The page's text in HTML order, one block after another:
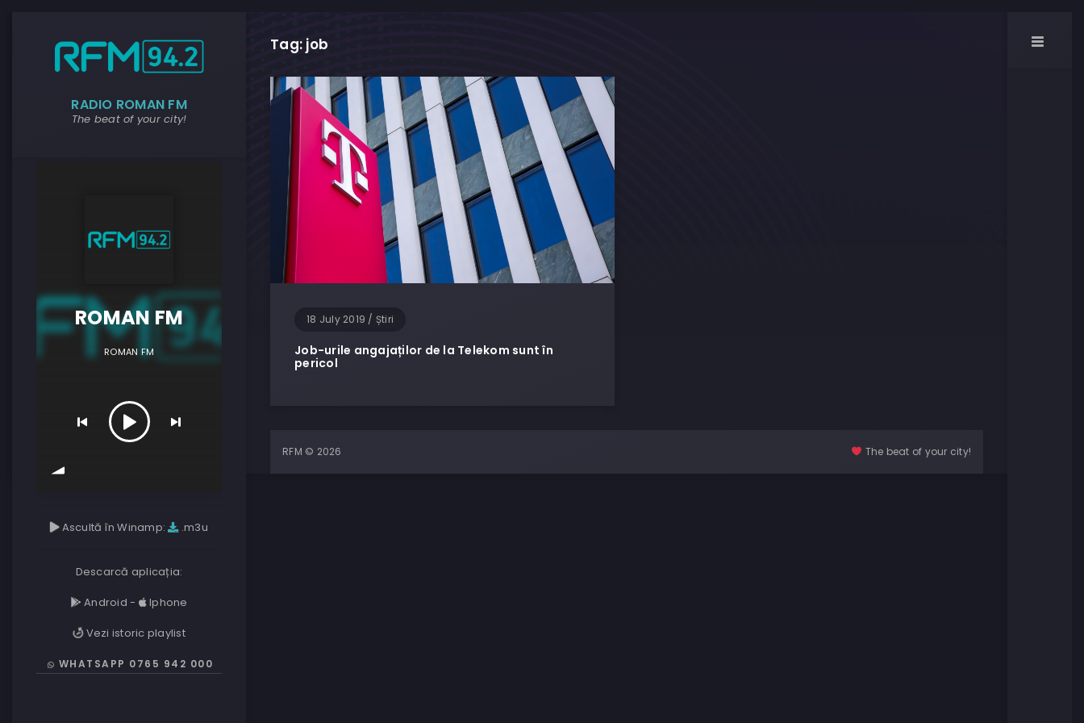
RADIO ROMAN FM
The beat of your city!
ROMAN FM
ROMAN FM
ROMAN FM
Ascultă în Winamp: .m3u
Descarcă aplicația:
Android -
Iphone
Vezi istoric playlist
WHATSAPP 0765 942 000
Tag: job
18 July 2019 / Știri
Job-urile angajaților de la Telekom sunt în
pericol
RFM © 2026 The beat of your city!